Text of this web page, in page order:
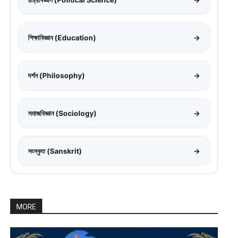
শিক্ষাবিজ্ঞান (Education) →
দর্শন (Philosophy) →
সমাজবিজ্ঞান (Sociology) →
সংস্কৃত (Sanskrit) →
MORE